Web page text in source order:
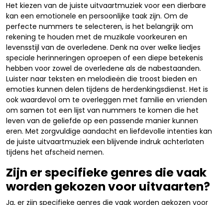
Het kiezen van de juiste uitvaartmuziek voor een dierbare
kan een emotionele en persoonlijke taak zijn. Om de
perfecte nummers te selecteren, is het belangrijk om
rekening te houden met de muzikale voorkeuren en
levensstijl van de overledene. Denk na over welke liedjes
speciale herinneringen oproepen of een diepe betekenis
hebben voor zowel de overledene als de nabestaanden.
Luister naar teksten en melodieën die troost bieden en
emoties kunnen delen tijdens de herdenkingsdienst. Het is
ook waardevol om te overleggen met familie en vrienden
om samen tot een lijst van nummers te komen die het
leven van de geliefde op een passende manier kunnen
eren. Met zorgvuldige aandacht en liefdevolle intenties kan
de juiste uitvaartmuziek een blijvende indruk achterlaten
tijdens het afscheid nemen.
Zijn er specifieke genres die vaak
worden gekozen voor uitvaarten?
Ja, er zijn specifieke genres die vaak worden gekozen voor